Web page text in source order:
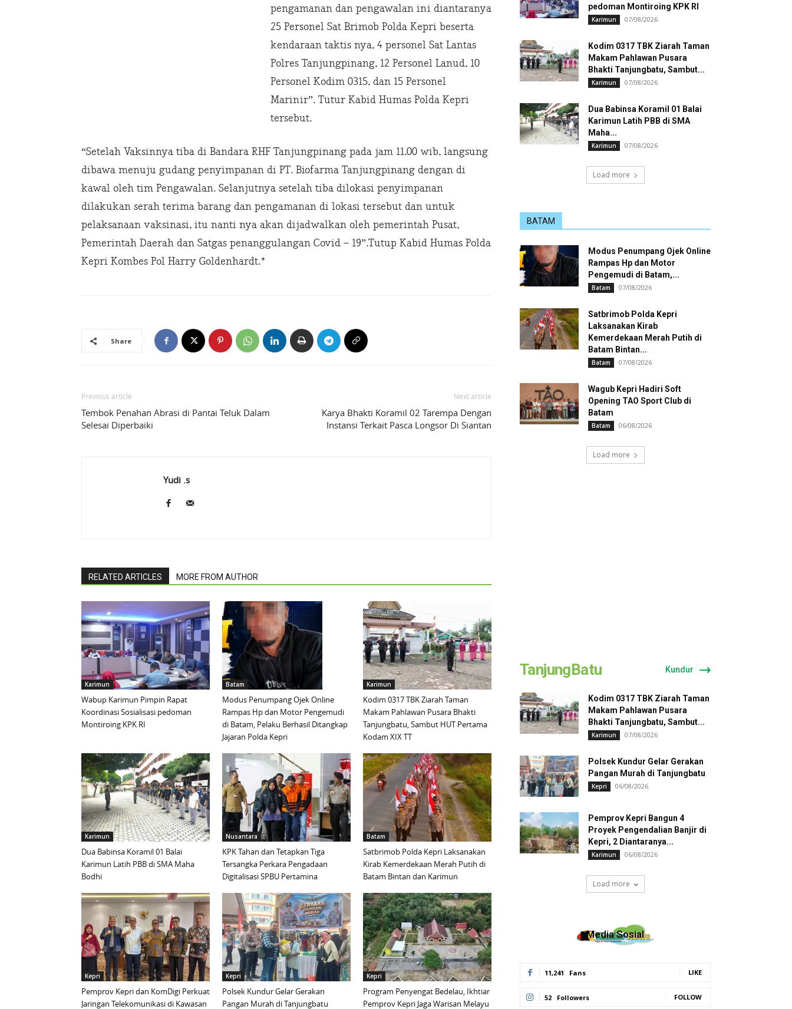
pengamanan dan pengawalan ini diantaranya
25 Personel Sat Brimob Polda Kepri beserta
kendaraan taktis nya, 4 personel Sat Lantas
Polres Tanjungpinang, 12 Personel Lanud, 10
Personel Kodim 0315, dan 15 Personel
Marinir”. Tutur Kabid Humas Polda Kepri
tersebut.
“Setelah Vaksinnya tiba di Bandara RHF Tanjungpinang pada jam 11.00 wib, langsung
dibawa menuju gudang penyimpanan di PT. Biofarma Tanjungpinang dengan di
kawal oleh tim Pengawalan. Selanjutnya setelah tiba dilokasi penyimpanan
dilakukan serah terima barang dan pengamanan di lokasi tersebut dan untuk
pelaksanaan vaksinasi, itu nanti nya akan dijadwalkan oleh pemerintah Pusat,
Pemerintah Daerah dan Satgas penanggulangan Covid – 19”.Tutup Kabid Humas Polda
Kepri Kombes Pol Harry Goldenhardt.*
Share
Previous article
Tembok Penahan Abrasi di Pantai Teluk Dalam
Selesai Diperbaiki
Next article
Karya Bhakti Koramil 02 Tarempa Dengan
Instansi Terkait Pasca Longsor Di Siantan
Yudi .s
RELATED ARTICLES MORE FROM AUTHOR
Karimun
Wabup Karimun Pimpin Rapat
Koordinasi Sosialisasi pedoman
Montiroing KPK RI
Batam
Modus Penumpang Ojek Online
Rampas Hp dan Motor Pengemudi
di Batam, Pelaku Berhasil Ditangkap
Jajaran Polda Kepri
Karimun
Kodim 0317 TBK Ziarah Taman
Makam Pahlawan Pusara Bhakti
Tanjungbatu, Sambut HUT Pertama
Kodam XIX TT
Karimun
Dua Babinsa Koramil 01 Balai
Karimun Latih PBB di SMA Maha
Bodhi
Nusantara
KPK Tahan dan Tetapkan Tiga
Tersangka Perkara Pengadaan
Digitalisasi SPBU Pertamina
Batam
Satbrimob Polda Kepri Laksanakan
Kirab Kemerdekaan Merah Putih di
Batam Bintan dan Karimun
Kepri
Pemprov Kepri dan KomDigi Perkuat
Jaringan Telekomunikasi di Kawasan
Kepri
Polsek Kundur Gelar Gerakan
Pangan Murah di Tanjungbatu
Kepri
Program Penyengat Bedelau, Ikhtiar
Pemprov Kepri Jaga Warisan Melayu
pedoman Montiroing KPK RI
Karimun 07/08/2026
Kodim 0317 TBK Ziarah Taman
Makam Pahlawan Pusara
Bhakti Tanjungbatu, Sambut...
Karimun 07/08/2026
Dua Babinsa Koramil 01 Balai
Karimun Latih PBB di SMA
Maha...
Karimun 07/08/2026
Load more
BATAM
Modus Penumpang Ojek Online
Rampas Hp dan Motor
Pengemudi di Batam,...
Batam 07/08/2026
Satbrimob Polda Kepri
Laksanakan Kirab
Kemerdekaan Merah Putih di
Batam Bintan...
Batam 07/08/2026
Wagub Kepri Hadiri Soft
Opening TAO Sport Club di
Batam
Batam 06/08/2026
Load more
TanjungBatu Kundur
Kodim 0317 TBK Ziarah Taman
Makam Pahlawan Pusara
Bhakti Tanjungbatu, Sambut...
Karimun 07/08/2026
Polsek Kundur Gelar Gerakan
Pangan Murah di Tanjungbatu
Kepri 06/08/2026
Pemprov Kepri Bangun 4
Proyek Pengendalian Banjir di
Kepri, 2 Diantaranya...
Karimun 06/08/2026
Load more
Media Sosial
11,241 Fans LIKE
52 Followers FOLLOW